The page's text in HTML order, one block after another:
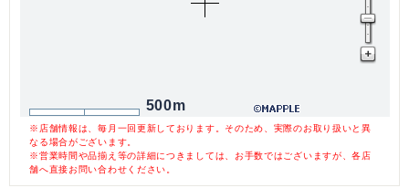
500m
※店舗情報は、毎月一回更新しております。そのため、実際のお取り扱いと異
なる場合がございます。
※営業時間や品揃え等の詳細につきましては、お手数ではございますが、各店
舗へ直接お問い合わせください。